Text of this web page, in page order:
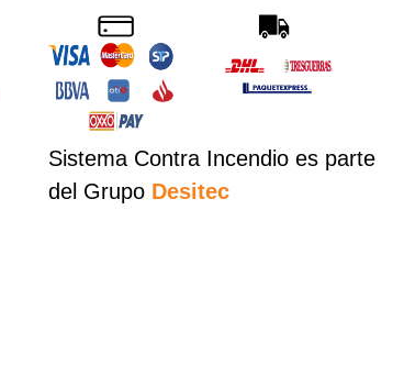
Sistema Contra Incendio es parte
del Grupo Desitec